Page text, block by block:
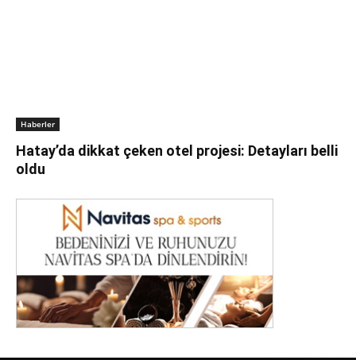
Haberler
Hatay’da dikkat çeken otel projesi: Detayları belli
oldu